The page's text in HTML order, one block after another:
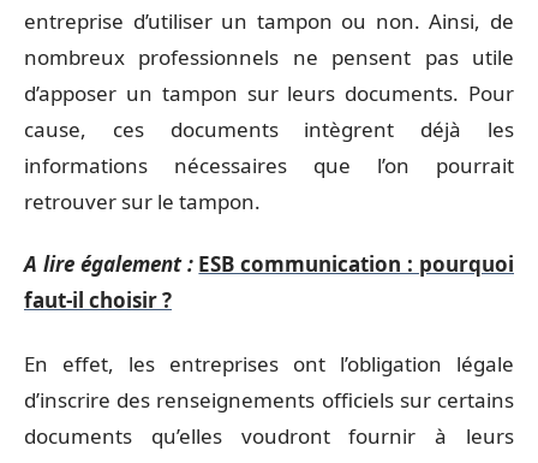
entreprise d’utiliser un tampon ou non. Ainsi, de
nombreux professionnels ne pensent pas utile
d’apposer un tampon sur leurs documents. Pour
cause, ces documents intègrent déjà les
informations nécessaires que l’on pourrait
retrouver sur le tampon.
A lire également : ESB communication : pourquoi
faut-il choisir ?
En effet, les entreprises ont l’obligation légale
d’inscrire des renseignements officiels sur certains
documents qu’elles voudront fournir à leurs